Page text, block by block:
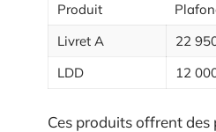
Produit
Livret A
22
LDD
12
Ces produits offrent